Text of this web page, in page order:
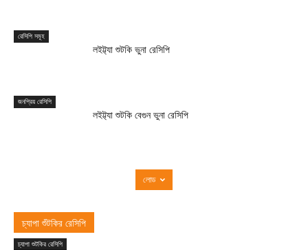
রেসিপি সমূহ
লইট্ট্যা শুটকি ভুনা রেসিপি
জনপ্রিয় রেসিপি
লইট্ট্যা শুটকি বেগুন ভুনা রেসিপি
লোড
চ্যাপা শুঁটকির রেসিপি
চ্যাপা শুটকির রেসিপি